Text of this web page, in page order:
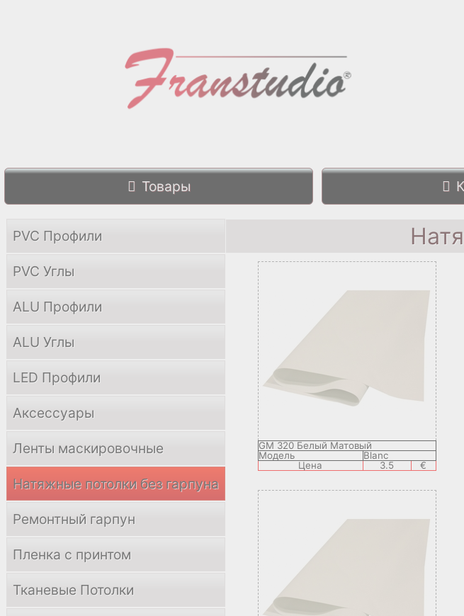
Товары
PVC Профили
PVC Углы
ALU Профили
ALU Углы
LED Профили
Аксессуары
Ленты маскировочные
Натяжные потолки без гарпуна
Ремонтный гарпун
Пленка с принтом
Тканевые Потолки
GM 320 Белый Матовый
Модель
Blanc
Цена
3.5 €